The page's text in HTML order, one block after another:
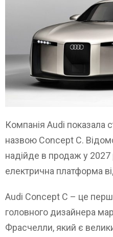
Компанія Audi показала
назвою Concept C.
надійде в продаж у 2027
електрична платформа
Audi Concept C – це
головного дизайнера
Фрасчелли, який є